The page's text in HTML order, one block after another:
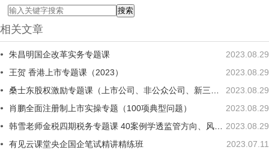
相关文章
2023.08.29
朱昌明国企改革实务专题课
2023.08.29
王贺 香港上市专题课（2023）
2023.08.29
桑士东股权激励专题课（上市公司、非公众公司、新三板公司、税务）
2023.08.29
肖鹏全面注册制上市实操专题（100项典型问题）
2023.08.29
韩雪老师金税四期税务专题课 40案例学透监管方向、风险防范、稽查与合规要点
2023.07.11
有见云课堂央企国企笔试精讲精练班